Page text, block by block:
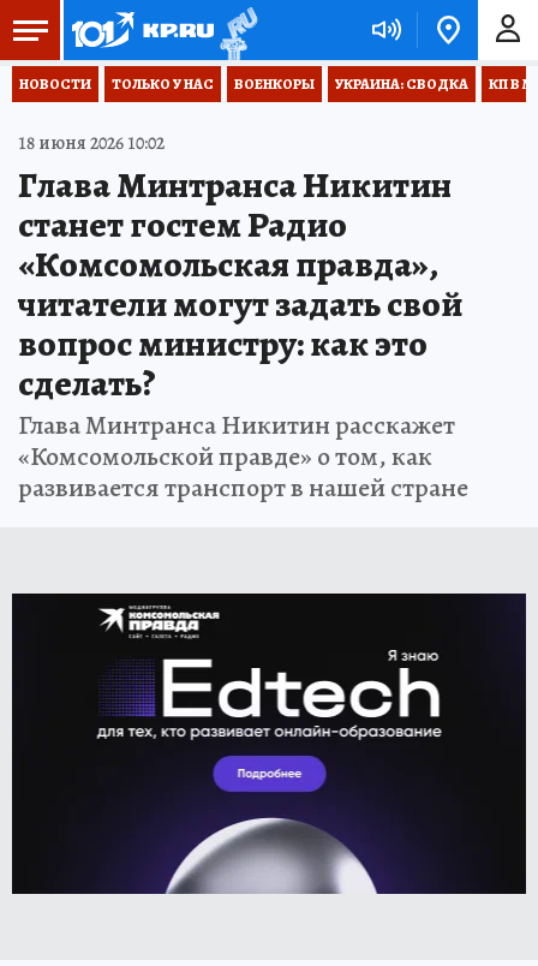
НОВОСТИ ТОЛЬКО У НАС ВОЕНКОРЫ УКРАИНА: СВОДКА КП В
18 июня 2026 10:02
Глава Минтранса Никитин
станет гостем Радио
«Комсомольская правда»,
читатели могут задать свой
вопрос министру: как это
сделать?
Глава Минтранса Никитин расскажет
«Комсомольской правде» о том, как
развивается транспорт в нашей стране